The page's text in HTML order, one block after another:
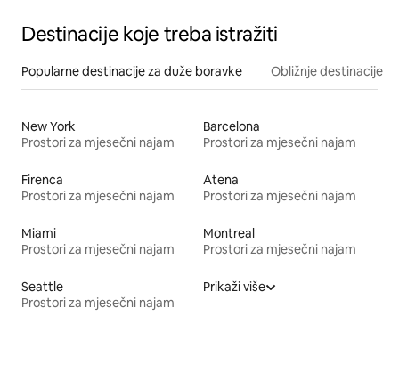
Destinacije koje treba istražiti
Popularne destinacije za duže boravke Obližnje destinacije
New York
Prostori za mjesečni najam
Barcelona
Prostori za mjesečni najam
Firenca
Prostori za mjesečni najam
Atena
Prostori za mjesečni najam
Miami
Prostori za mjesečni najam
Montreal
Prostori za mjesečni najam
Seattle
Prostori za mjesečni najam
Prikaži više